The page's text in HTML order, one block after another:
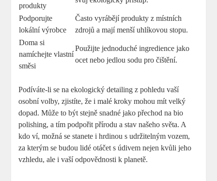
produkty
Podporujte
lokální výrobce
Často vyrábějí produkty z místních
zdrojů a mají menší uhlíkovou stopu.
Doma si
namíchejte vlastní
směsi
Použijte jednoduché ingredience jako
ocet nebo jedlou sodu pro čištění.
Podíváte-li se na ekologický detailing z pohledu vaší
osobní volby, zjistíte, že i malé kroky mohou mít velký
dopad. Může to být stejně snadné jako přechod na bio
polishing, a tím podpořit přírodu a stav našeho světa. A
kdo ví, možná se stanete i hrdinou s udržitelným vozem,
za kterým se budou lidé otáčet s údivem nejen kvůli jeho
vzhledu, ale i vaší odpovědnosti k planetě.